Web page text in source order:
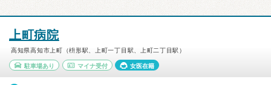
上町病院
高知県高知市上町（枡形駅、上町一丁目駅、上町二丁目駅）
駐車場あり マイナ受付 女医在籍